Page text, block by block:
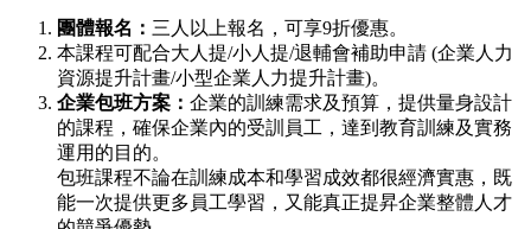
團體報名： 三人以上報名，可享9折優惠。
本課程可配合大人提/小人提/退輔會補助申請 (企業人力
資源提升計畫/小型企業人力提升計畫)。
企業包班方案： 企業的訓練需求及預算，提供量身設計
的課程，確保企業內的受訓員工，達到教育訓練及實務
運用的目的。
包班課程不論在訓練成本和學習成效都很經濟實惠，既
能一次提供更多員工學習，又能真正提昇企業整體人才